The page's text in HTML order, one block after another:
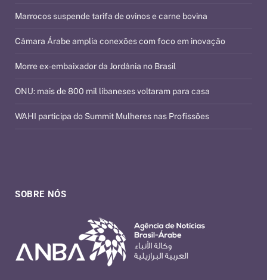
SOBRE NÓS
Marrocos suspende tarifa de ovinos e carne bovina
Câmara Árabe amplia conexões com foco em inovação
Morre ex-embaixador da Jordânia no Brasil
ONU: mais de 800 mil libaneses voltaram para casa
WAHI participa do Summit Mulheres nas Profissões